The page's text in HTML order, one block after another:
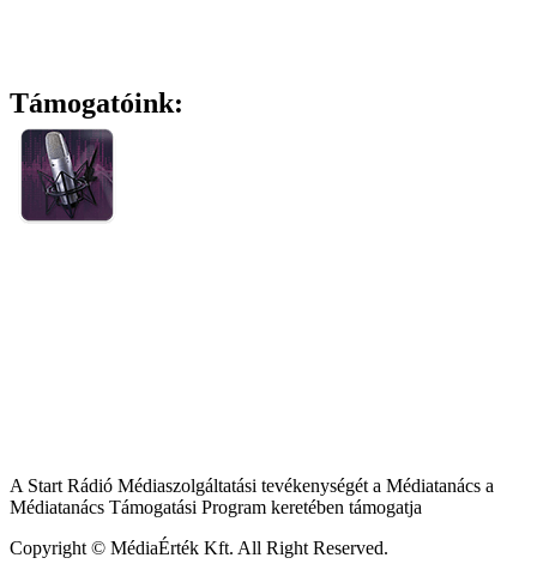
Támogatóink:
A Start Rádió Médiaszolgáltatási tevékenységét a Médiatanács a
Médiatanács Támogatási Program keretében támogatja
Copyright © MédiaÉrték Kft. All Right Reserved.